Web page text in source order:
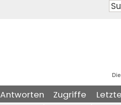
Antworten Zugriffe